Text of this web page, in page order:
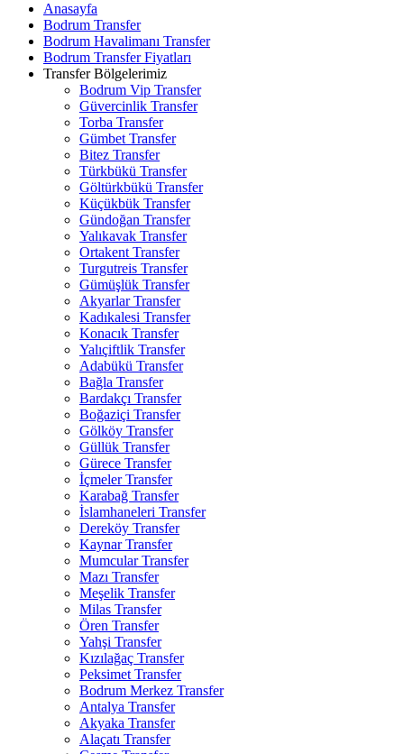
Anasayfa
Bodrum Transfer
Bodrum Havalimanı Transfer
Bodrum Transfer Fiyatları
Transfer Bölgelerimiz
Bodrum Vip Transfer
Güvercinlik Transfer
Torba Transfer
Gümbet Transfer
Bitez Transfer
Türkbükü Transfer
Göltürkbükü Transfer
Küçükbük Transfer
Gündoğan Transfer
Yalıkavak Transfer
Ortakent Transfer
Turgutreis Transfer
Gümüşlük Transfer
Akyarlar Transfer
Kadıkalesi Transfer
Konacık Transfer
Yalıçiftlik Transfer
Adabükü Transfer
Bağla Transfer
Bardakçı Transfer
Boğaziçi Transfer
Gölköy Transfer
Güllük Transfer
Gürece Transfer
İçmeler Transfer
Karabağ Transfer
İslamhaneleri Transfer
Dereköy Transfer
Kaynar Transfer
Mumcular Transfer
Mazı Transfer
Meşelik Transfer
Milas Transfer
Ören Transfer
Yahşi Transfer
Kızılağaç Transfer
Peksimet Transfer
Bodrum Merkez Transfer
Antalya Transfer
Akyaka Transfer
Alaçatı Transfer